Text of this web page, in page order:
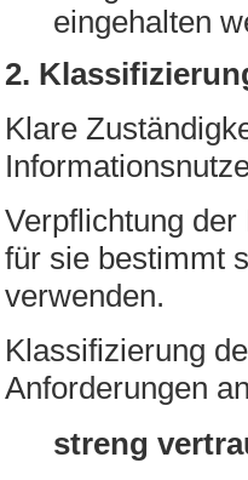
eingehalten
2.
Klare
Verpflichtung
für sie bestimmt
verwenden.
Klassifizierung
Anforderungen
streng